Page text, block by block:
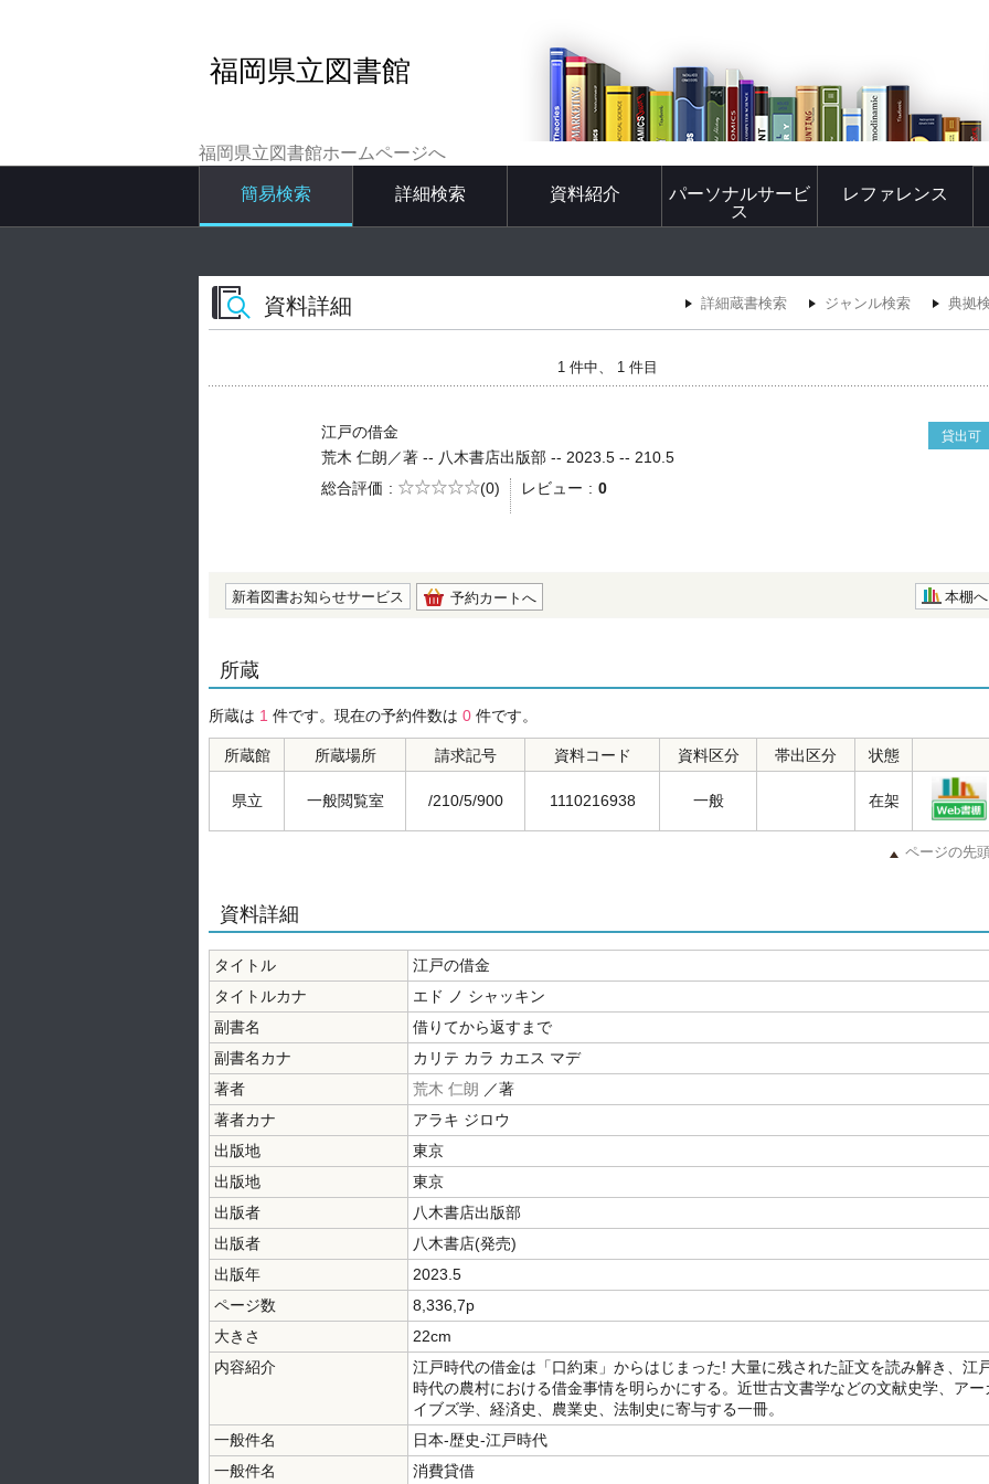
福岡県立図書館
福岡県立図書館ホームページへ
簡易検索 詳細検索 資料紹介
パーソナルサービ
ス
レファレンス
資料詳細 詳細蔵書検索 ジャンル検索 典拠
1 件中、 1 件目
江戸の借金 貸出可
荒木 仁朗／著 -- 八木書店出版部 -- 2023.5 -- 210.5
総合評価
5段階評価
(0) レビュー 0
新着図書お知らせサービス 予約カートへ 本棚へ
所蔵
所蔵は 1 件です。現在の予約件数は 0 件です。
所蔵館 所蔵場所 請求記号 資料コード 資料区分 帯出区分 状態
県立 一般閲覧室 /210/5/900 1110216938 一般 在架
ページの先
資料詳細
タイトル
江戸の借金
タイトルカナ
エド ノ シャッキン
副書名
借りてから返すまで
副書名カナ
カリテ カラ カエス マデ
著者
荒木 仁朗 ／著
著者カナ
アラキ ジロウ
出版地
東京
出版地
東京
出版者
八木書店出版部
出版者
八木書店(発売)
出版年
2023.5
ページ数
8,336,7p
大きさ
22cm
内容紹介
江戸時代の借金は「口約束」からはじまった! 大量に残された証文を読み解き、江
時代の農村における借金事情を明らかにする。近世古文書学などの文献史学、アー
イブズ学、経済史、農業史、法制史に寄与する一冊。
一般件名
日本-歴史-江戸時代
一般件名
消費貸借